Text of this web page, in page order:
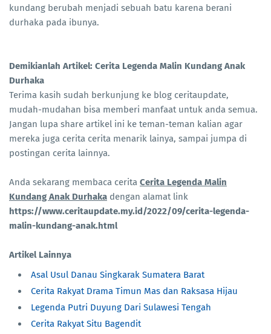
kundang berubah menjadi sebuah batu karena berani
durhaka pada ibunya.
Demikianlah Artikel: Cerita Legenda Malin Kundang Anak
Durhaka
Terima kasih sudah berkunjung ke blog ceritaupdate,
mudah-mudahan bisa memberi manfaat untuk anda semua.
Jangan lupa share artikel ini ke teman-teman kalian agar
mereka juga cerita cerita menarik lainya, sampai jumpa di
postingan cerita lainnya.
Anda sekarang membaca cerita Cerita Legenda Malin
Kundang Anak Durhaka dengan alamat link
https://www.ceritaupdate.my.id/2022/09/cerita-legenda-
malin-kundang-anak.html
Artikel Lainnya
Asal Usul Danau Singkarak Sumatera Barat
Cerita Rakyat Drama Timun Mas dan Raksasa Hijau
Legenda Putri Duyung Dari Sulawesi Tengah
Cerita Rakyat Situ Bagendit